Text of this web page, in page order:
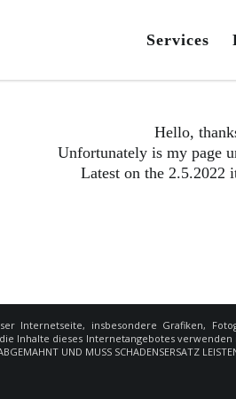
Services
Hello,
Unfortunately is my page
Latest on the 2.5.2022
Internetseite, insbesondere Grafiken,
dieses Internetangebotes verwenden
UND MUSS SCHADENSERSATZ